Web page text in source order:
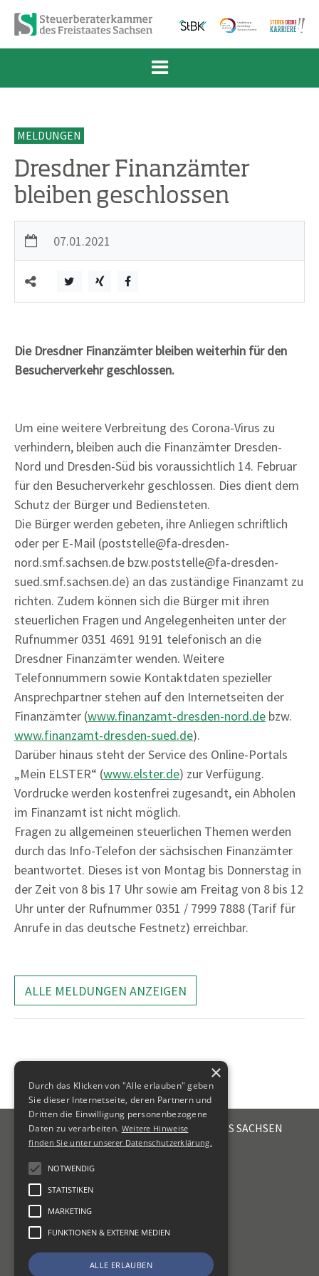
Zum Inhalt springen
Zur Navigation springen
Zum Fußbereich und Kontakt springen
MELDUNGEN
Dresdner Finanzämter
bleiben geschlossen
07.01.2021
Die Dresdner Finanzämter bleiben weiterhin für den
Besucherverkehr geschlossen.
Um eine weitere Verbreitung des Corona-Virus zu
verhindern, bleiben auch die Finanzämter Dresden-
Nord und Dresden-Süd bis voraussichtlich 14. Februar
für den Besucherverkehr geschlossen. Dies dient dem
Schutz der Bürger und Bediensteten.
Die Bürger werden gebeten, ihre Anliegen schriftlich
oder per E-Mail (poststelle@fa-dresden-
nord.smf.sachsen.de bzw.poststelle@fa-dresden-
sued.smf.sachsen.de) an das zuständige Finanzamt zu
richten. Zudem können sich die Bürger mit ihren
steuerlichen Fragen und Angelegenheiten unter der
Rufnummer 0351 4691 9191 telefonisch an die
Dresdner Finanzämter wenden. Weitere
Telefonnummern sowie Kontaktdaten spezieller
Ansprechpartner stehen auf den Internetseiten der
Finanzämter (www.finanzamt-dresden-nord.de bzw.
www.finanzamt-dresden-sued.de).
Darüber hinaus steht der Service des Online-Portals
„Mein ELSTER“ (www.elster.de) zur Verfügung.
Vordrucke werden kostenfrei zugesandt, ein Abholen
im Finanzamt ist nicht möglich.
Fragen zu allgemeinen steuerlichen Themen werden
durch das Info-Telefon der sächsischen Finanzämter
beantwortet. Dieses ist von Montag bis Donnerstag in
der Zeit von 8 bis 17 Uhr sowie am Freitag von 8 bis 12
Uhr unter der Rufnummer 0351 / 7999 7888 (Tarif für
Anrufe in das deutsche Festnetz) erreichbar.
ALLE MELDUNGEN ANZEIGEN
STEUERBERATERKAMMER DES FREISTAATES SACHSEN
Emil-Fuchs-Str. 2
+49 341 56336-0
kammer@sbk-sachsen.de
KONTAKT
DATENSCHUTZ
×
Durch das Klicken von "Alle erlauben" geben
Sie dieser Internetseite, deren Partnern und
Dritten die Einwilligung personenbezogene
Daten zu verarbeiten. Weitere Hinweise
finden Sie unter unserer Datenschutzerklärung.
NOTWENDIG
STATISTIKEN
MARKETING
FUNKTIONEN & EXTERNE MEDIEN
ALLE ERLAUBEN